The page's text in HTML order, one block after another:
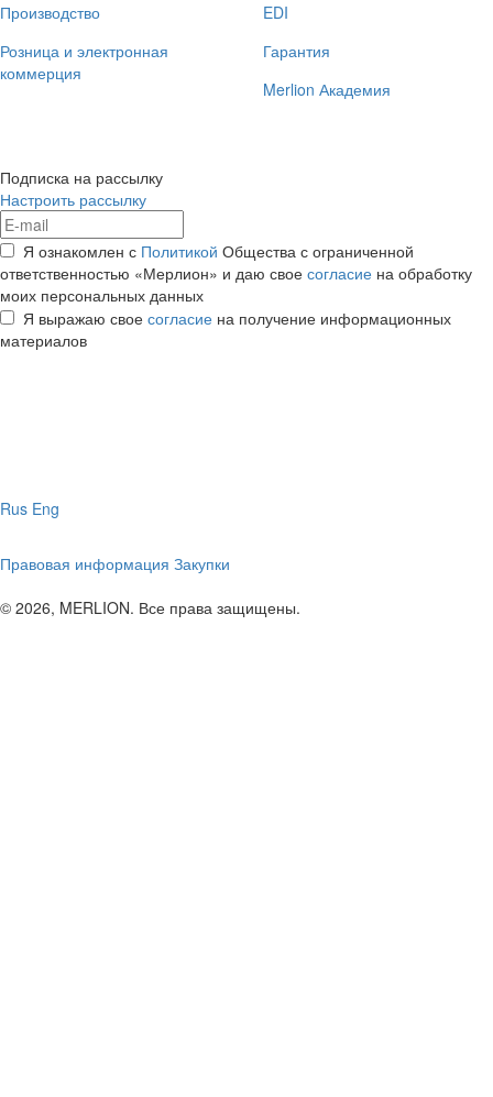
Производство
Розница и электронная
коммерция
EDI
Гарантия
Merlion Академия
Подписка на рассылку
Настроить рассылку
Я ознакомлен с Политикой Общества с ограниченной
ответственностью «Мерлион» и даю свое согласие на обработку
моих персональных данных
Я выражаю свое согласие на получение информационных
материалов
Rus Eng
Правовая информация Закупки
© 2026, MERLION. Все права защищены.